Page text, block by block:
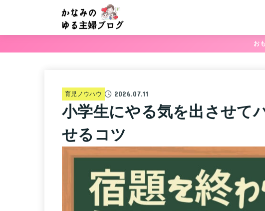
お
育児ノウハウ 2026.07.11
小学生にやる気を出させて
せるコツ